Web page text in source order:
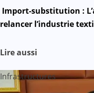
v
a
Import-substitution :
relancer l’industrie
Lire aussi
Infrastructures